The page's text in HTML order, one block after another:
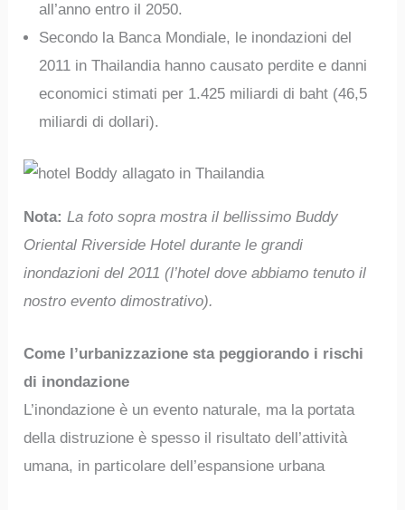
all’anno entro il 2050.
Secondo la Banca Mondiale, le inondazioni del
2011 in Thailandia hanno causato perdite e danni
economici stimati per 1.425 miliardi di baht (46,5
miliardi di dollari).
Nota: La foto sopra mostra il bellissimo Buddy
Oriental Riverside Hotel durante le grandi
inondazioni del 2011 (l’hotel dove abbiamo tenuto il
nostro evento dimostrativo).
Come l’urbanizzazione sta peggiorando i rischi
di inondazione
L’inondazione è un evento naturale, ma la portata
della distruzione è spesso il risultato dell’attività
umana, in particolare dell’espansione urbana